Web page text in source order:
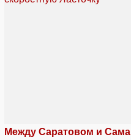
Между Саратовом и